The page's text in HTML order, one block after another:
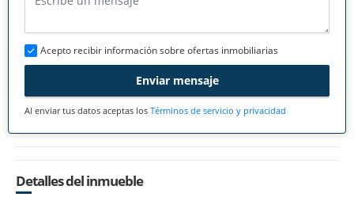
Acepto recibir información sobre ofertas inmobiliarias
Enviar mensaje
Al enviar tus datos aceptas los Términos de servicio y privacidad
Detalles del inmueble